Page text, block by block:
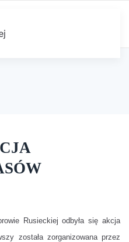
Rusieckiej odbyła się akcja
została zorganizowana przez